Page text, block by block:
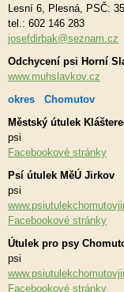
Lesní 6, Plesná, PSČ:
tel.: 602 146 283
josefdirbak@seznam.cz
Odchycení psi Horní
www.muhslavkov.cz
okres Chomutov
Městský útulek
psi
Facebookové stránky
Psí útulek MěÚ Jirkov
psi
Facebookové stránky
Útulek pro psy
psi
Facebookové stránky